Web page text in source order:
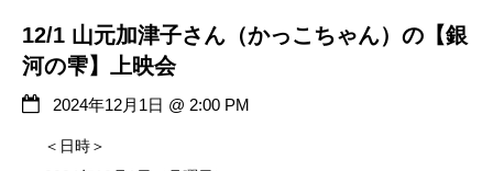
12/1 山元加津子さん（かっこちゃん）の【銀
河の雫】上映会
2024年12月1日 @ 2:00 PM
＜日時＞